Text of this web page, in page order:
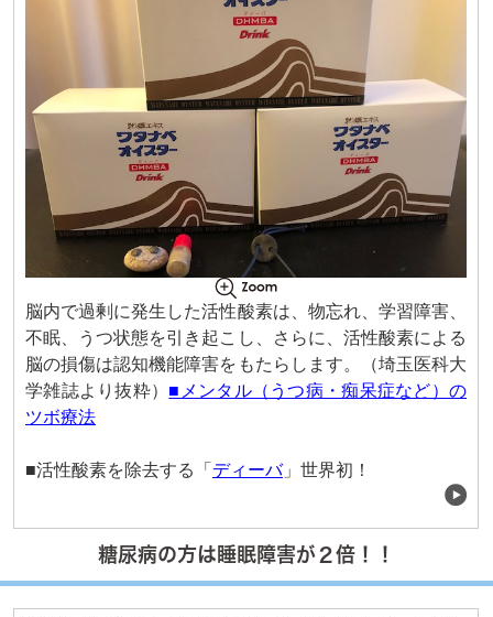
脳内で過剰に発生した活性酸素は、物忘れ、学習障害、
不眠、うつ状態を引き起こし、さらに、活性酸素による
脳の損傷は認知機能障害をもたらします。（埼玉医科大
学雑誌より抜粋） ■メンタル（うつ病・痴呆症など）の
ツボ療法
■活性酸素を除去する「 ディーバ」世界初！
糖尿病の方は睡眠障害が２倍！！